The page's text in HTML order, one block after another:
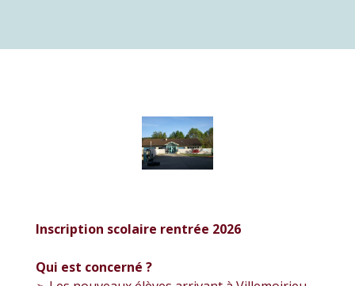
Inscription scolaire rentrée 2026
Qui est concerné ?